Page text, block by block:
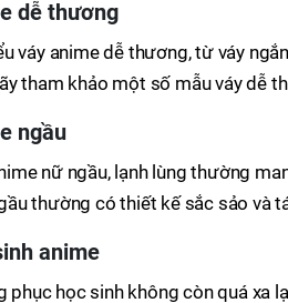
dễ thương
váy anime dễ thương, từ váy
tham khảo một số mẫu váy dễ
ngầu
nữ ngầu, lạnh lùng thường
thường có thiết kế sắc sảo và
anime
phục học sinh không còn quá xa